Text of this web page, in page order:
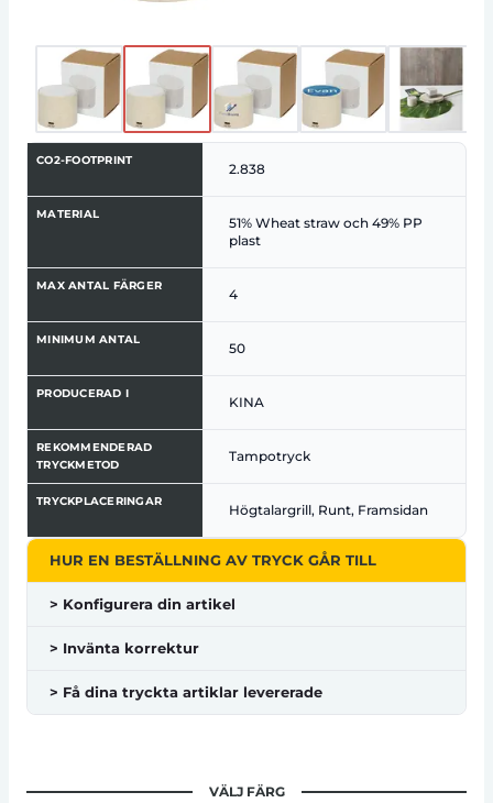
CO2-FOOTPRINT
2.838
MATERIAL
51% Wheat straw och 49% PP
plast
MAX ANTAL FÄRGER
4
MINIMUM ANTAL
50
PRODUCERAD I
KINA
REKOMMENDERAD
TRYCKMETOD
Tampotryck
TRYCKPLACERINGAR
Högtalargrill, Runt, Framsidan
HUR EN BESTÄLLNING AV TRYCK GÅR TILL
> Konfigurera din artikel
> Invänta korrektur
> Få dina tryckta artiklar levererade
VÄLJ FÄRG